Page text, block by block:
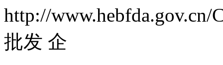
http://
批发 企